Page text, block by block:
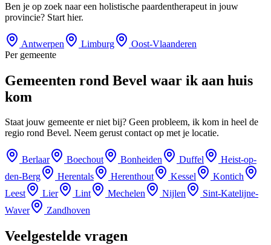
Ben je op zoek naar een holistische paardentherapeut in jouw
provincie? Start hier.
Antwerpen Limburg
Oost-Vlaanderen
Per gemeente
Gemeenten rond Bevel waar ik aan huis
kom
Staat jouw gemeente er niet bij? Geen probleem, ik kom in heel de
regio rond Bevel. Neem gerust contact op met je locatie.
Berlaar Boechout Bonheiden Duffel
Heist-op-
den-Berg
Herentals Herenthout Kessel
Kontich
Leest
Lier Lint Mechelen Nijlen
Sint-Katelijne-
Waver
Zandhoven
Veelgestelde vragen